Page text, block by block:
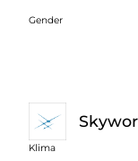
Gender
Klima